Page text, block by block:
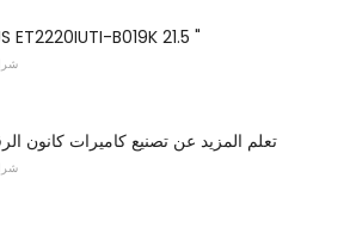
ET2220IUTI-B019K 21.5 "
تعلم المزيد عن تصنيع كاميرات كانون